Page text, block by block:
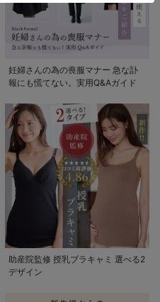
妊婦さんの為の喪服マナー 急な訃
報にも慌てない。実用Q&Aガイド
助産院監修 授乳ブラキャミ 選べる2
デザイン